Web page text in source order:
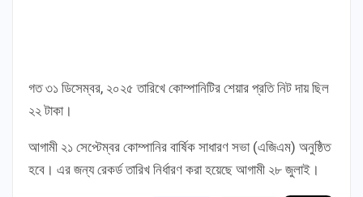
গত ৩১ ডিসেম্বর, ২০২৫ তারিখে কোম্পানিটির শেয়ার প্রতি নিট দায় ছিল
২২ টাকা।
আগামী ২১ সেপ্টেম্বর কোম্পানির বার্ষিক সাধারণ সভা (এজিএম) অনুষ্ঠিত
হবে। এর জন্য রেকর্ড তারিখ নির্ধারণ করা হয়েছে আগামী ২৮ জুলাই।